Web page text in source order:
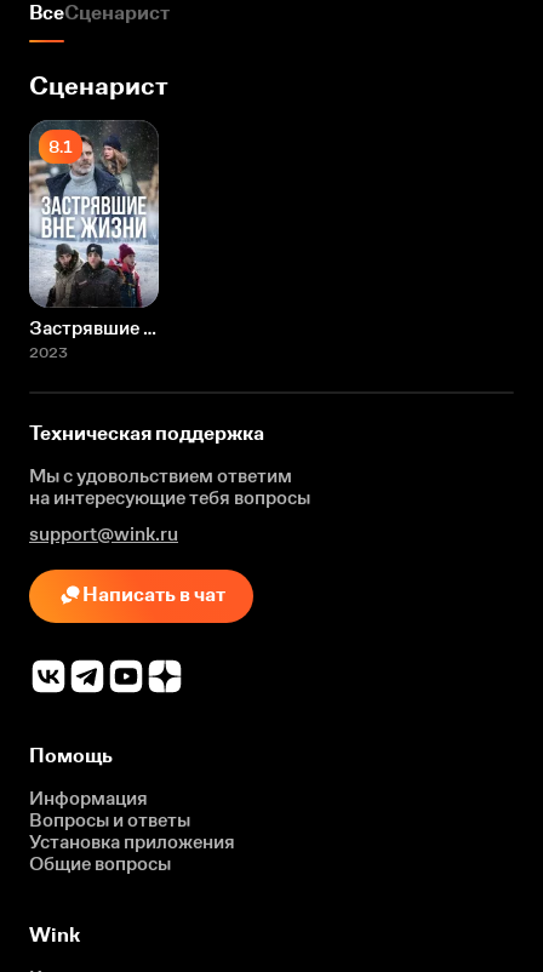
ВсеСценарист
Сценарист
8.1
Застрявшие вне жизни
2023
Техническая поддержка
Мы с удовольствием ответим
на интересующиетебя вопросы
support@wink.ru
Написать в чат
Помощь
Информация
Вопросы и ответы
Установка приложения
Общие вопросы
Wink